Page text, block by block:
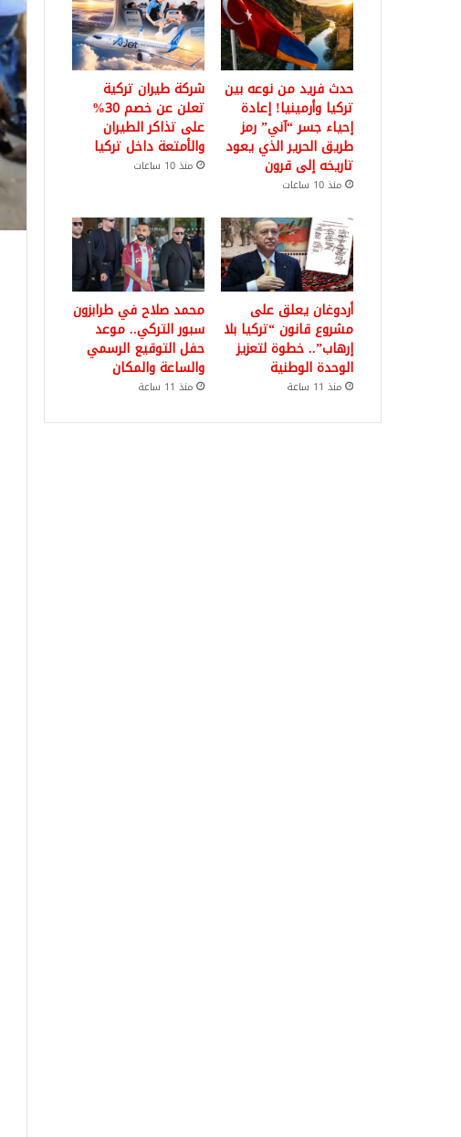
حدث فريد من نوعه بين
تركيا وأرمينيا! إعادة
إحياء جسر “آني” رمز
طريق الحرير الذي يعود
تاريخه إلى قرون
منذ 10 ساعات
شركة طيران تركية
تعلن عن خصم 30%
على تذاكر الطيران
والأمتعة داخل تركيا
منذ 10 ساعات
أردوغان يعلق على
مشروع قانون “تركيا بلا
إرهاب”.. خطوة لتعزيز
الوحدة الوطنية
منذ 11 ساعة
محمد صلاح في طرابزون
سبور التركي.. موعد
حفل التوقيع الرسمي
والساعة والمكان
منذ 11 ساعة